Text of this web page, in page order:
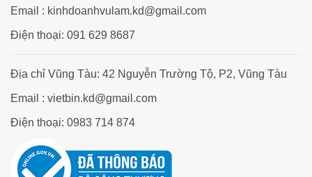
Email : kinhdoanhvulam.kd@gmail.com
Điện thoại: 091 629 8687
Địa chỉ Vũng Tàu: 42 Nguyễn Trường Tộ, P2, Vũng Tàu
Email : vietbin.kd@gmail.com
Điện thoại: 0983 714 874